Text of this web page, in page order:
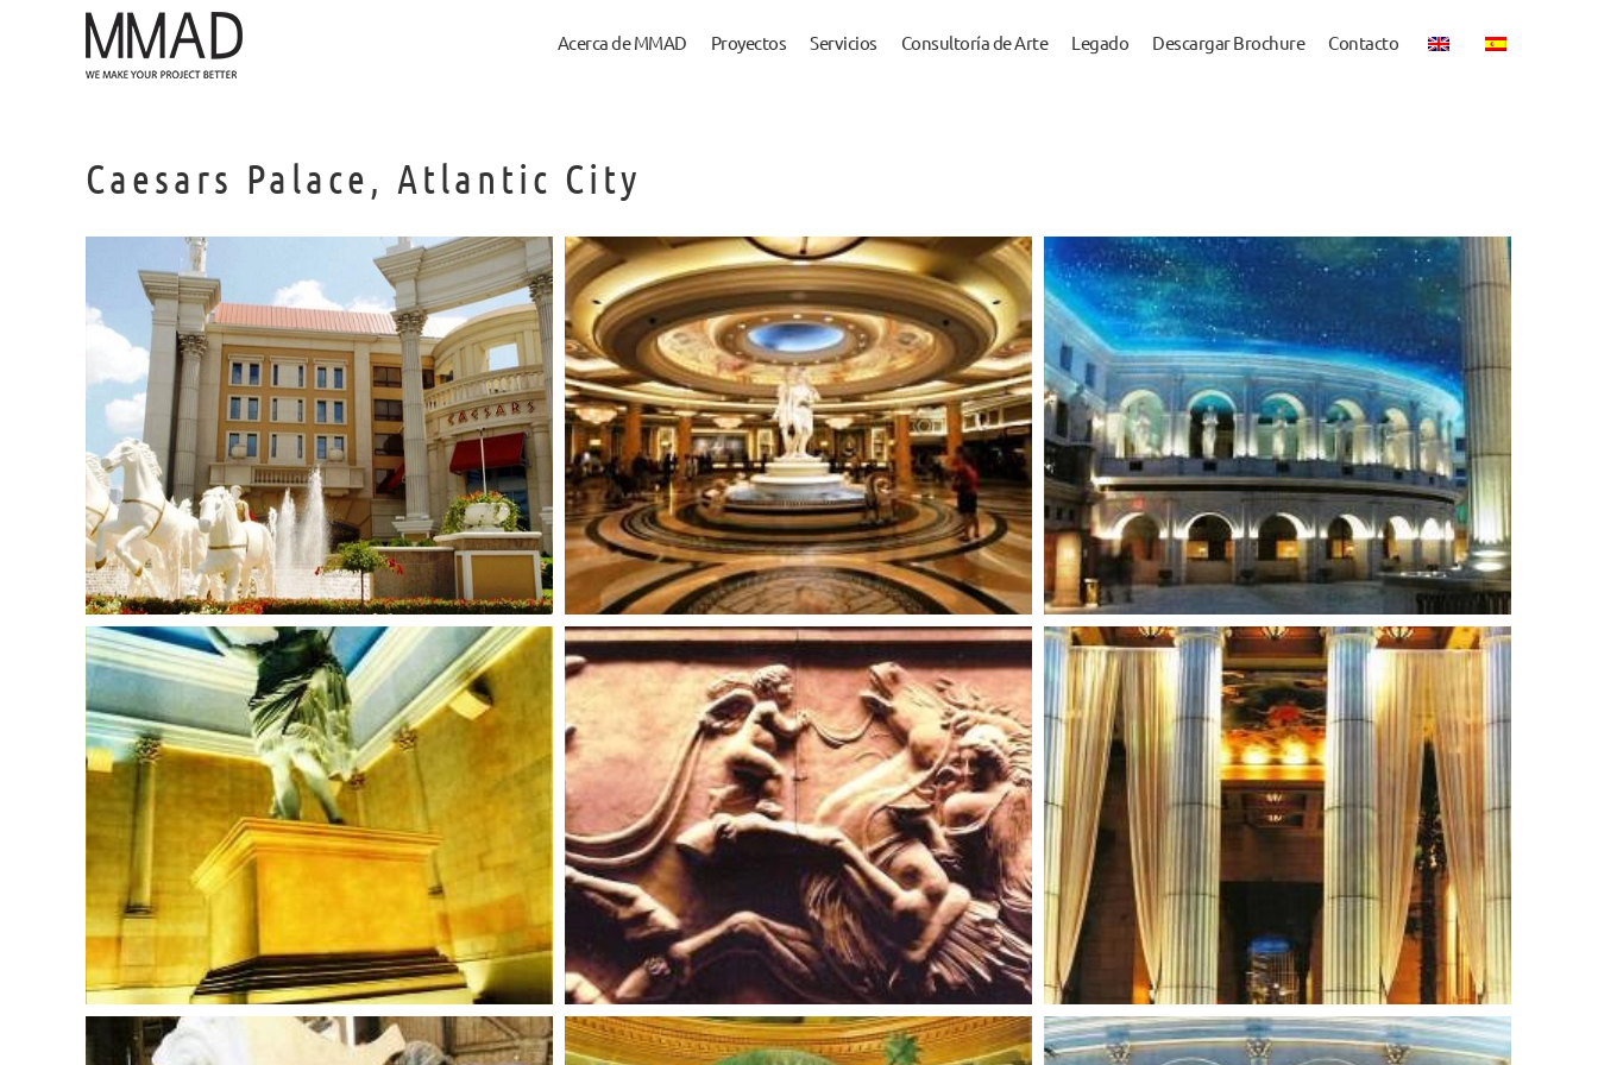
Acerca de MMAD Proyectos Servicios Consultoría de Arte Legado Descargar Brochure Contacto
Caesars Palace, Atlantic City